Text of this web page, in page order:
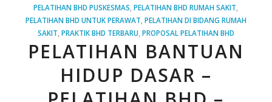
PELATIHAN BHD PUSKESMAS ,PELATIHAN BHD RUMAH SAKIT
PELATIHAN BHD UNTUK PERAWAT PELATIHAN DI BIDANG RUMAH
SAKIT PRAKTIK BHD TERBARU PROPOSAL PELATIHAN BHD
PELATIHAN BANTUAN
HIDUP DASAR –